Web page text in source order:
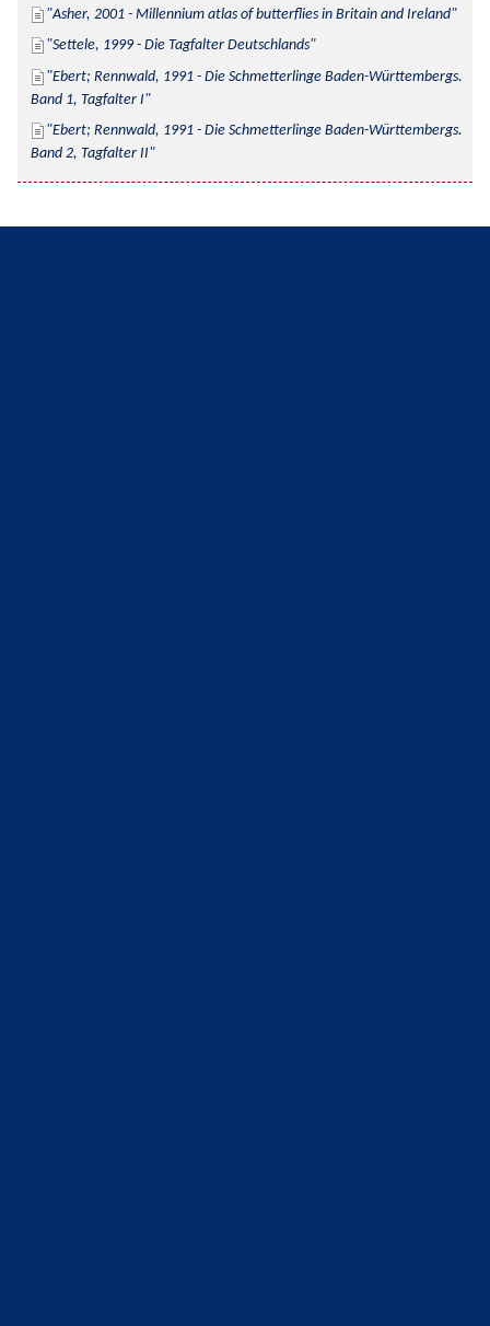
Asher, 2001 - Millennium atlas of butterflies in Britain and Ireland
Settele, 1999 - Die Tagfalter Deutschlands
Ebert; Rennwald, 1991 - Die Schmetterlinge Baden-Württembergs.
Band 1, Tagfalter I
Ebert; Rennwald, 1991 - Die Schmetterlinge Baden-Württembergs.
Band 2, Tagfalter II